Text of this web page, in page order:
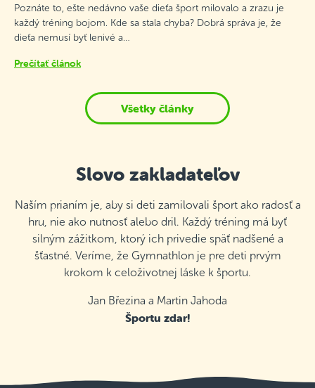
Poznáte to, ešte nedávno vaše dieťa šport milovalo a zrazu je
každý tréning bojom. Kde sa stala chyba? Dobrá správa je, že
dieťa nemusí byť lenivé a…
Prečítať článok
Všetky články
Slovo zakladateľov
Naším prianím je, aby si deti zamilovali šport ako radosť a
hru, nie ako nutnosť alebo dril. Každý tréning má byť
silným zážitkom, ktorý ich privedie späť nadšené a
šťastné. Veríme, že Gymnathlon je pre deti prvým
krokom k celoživotnej láske k športu.
Jan Březina a Martin Jahoda
Športu zdar!